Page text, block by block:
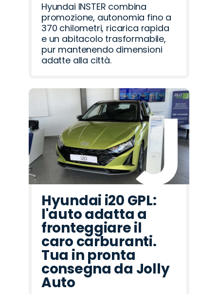
Hyundai INSTER combina
promozione, autonomia fino a
370 chilometri, ricarica rapida
e un abitacolo trasformabile,
pur mantenendo dimensioni
adatte alla città.
Hyundai i20 GPL:
l'auto adatta a
fronteggiare il
caro carburanti.
Tua in pronta
consegna da Jolly
Auto